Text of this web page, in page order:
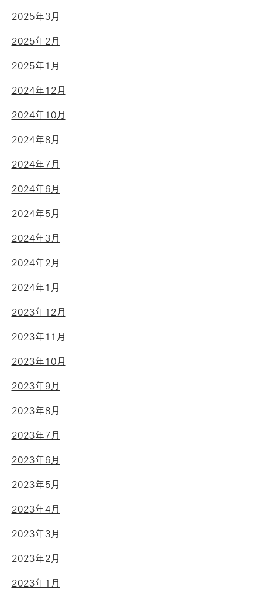
2025年3月
2025年2月
2025年1月
2024年12月
2024年10月
2024年8月
2024年7月
2024年6月
2024年5月
2024年3月
2024年2月
2024年1月
2023年12月
2023年11月
2023年10月
2023年9月
2023年8月
2023年7月
2023年6月
2023年5月
2023年4月
2023年3月
2023年2月
2023年1月